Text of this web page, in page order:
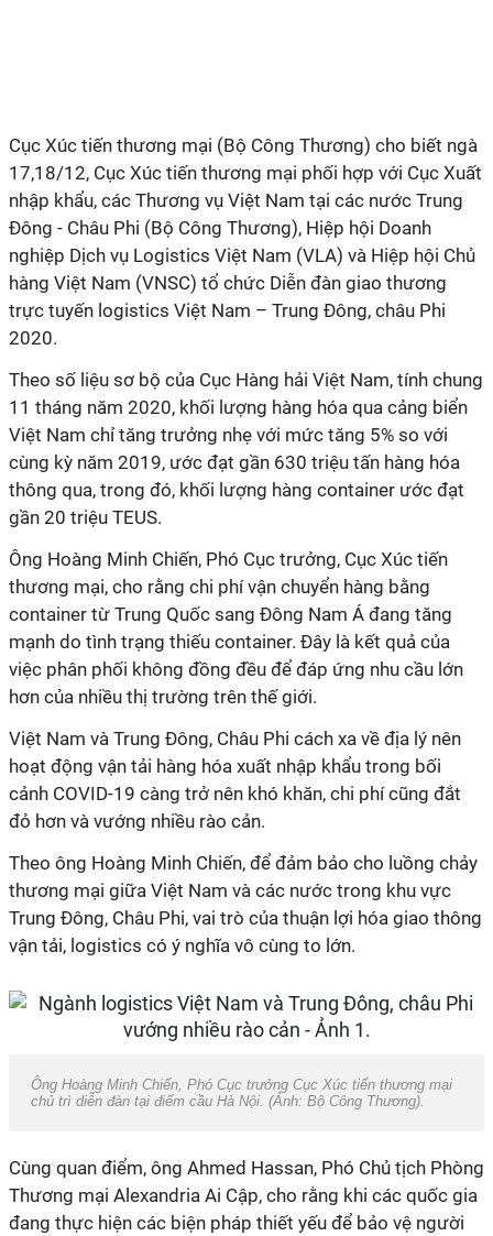
Cục Xúc tiến thương mại (Bộ Công Thương) cho biết ngà
17,18/12, Cục Xúc tiến thương mại phối hợp với Cục Xuất
nhập khẩu, các Thương vụ Việt Nam tại các nước Trung
Đông - Châu Phi (Bộ Công Thương), Hiệp hội Doanh
nghiệp Dịch vụ Logistics Việt Nam (VLA) và Hiệp hội Chủ
hàng Việt Nam (VNSC) tổ chức Diễn đàn giao thương
trực tuyến logistics Việt Nam – Trung Đông, châu Phi
2020.
Theo số liệu sơ bộ của Cục Hàng hải Việt Nam, tính chung
11 tháng năm 2020, khối lượng hàng hóa qua cảng biển
Việt Nam chỉ tăng trưởng nhẹ với mức tăng 5% so với
cùng kỳ năm 2019, ước đạt gần 630 triệu tấn hàng hóa
thông qua, trong đó, khối lượng hàng container ước đạt
gần 20 triệu TEUS.
Ông Hoàng Minh Chiến, Phó Cục trưởng, Cục Xúc tiến
thương mại, cho rằng chi phí vận chuyển hàng bằng
container từ Trung Quốc sang Đông Nam Á đang tăng
mạnh do tình trạng thiếu container. Đây là kết quả của
việc phân phối không đồng đều để đáp ứng nhu cầu lớn
hơn của nhiều thị trường trên thế giới.
Việt Nam và Trung Đông, Châu Phi cách xa về địa lý nên
hoạt động vận tải hàng hóa xuất nhập khẩu trong bối
cảnh COVID-19 càng trở nên khó khăn, chi phí cũng đắt
đỏ hơn và vướng nhiều rào cản.
Theo ông Hoàng Minh Chiến, để đảm bảo cho luồng chảy
thương mại giữa Việt Nam và các nước trong khu vực
Trung Đông, Châu Phi, vai trò của thuận lợi hóa giao thông
vận tải, logistics có ý nghĩa vô cùng to lớn.
Ông Hoàng Minh Chiến, Phó Cục trưởng Cục Xúc tiến thương mại
chủ trì diễn đàn tại điểm cầu Hà Nội. (Ảnh: Bộ Công Thương).
Cùng quan điểm, ông Ahmed Hassan, Phó Chủ tịch Phòng
Thương mại Alexandria Ai Cập, cho rằng khi các quốc gia
đang thực hiện các biện pháp thiết yếu để bảo vệ người